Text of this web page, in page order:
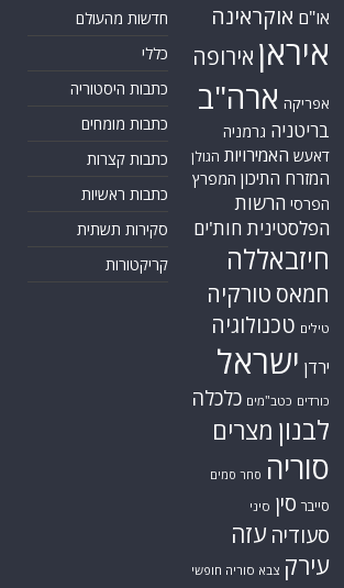
או"ם אוקראינה
איראן אירופה
אפריקה ארה"ב
בריטניה גרמניה
דאעש האמירויות הגולן
המזרח התיכון המפרץ
הפרסי הרשות
הפלסטינית חות'ים
חיזבאללה
חמאס טורקיה
טילים טכנולוגיה
ירדן ישראל
כורדים כטב"מים כלכלה
לבנון מצרים
סוריה סחר סמים
סייבר סין סיני
סעודיה עזה
עירק צבא סוריה חופשי
חדשות מהעולם
כללי
כתבות היסטוריה
כתבות מומחים
כתבות קצרות
כתבות ראשיות
סקירות תשתית
קריקטורות